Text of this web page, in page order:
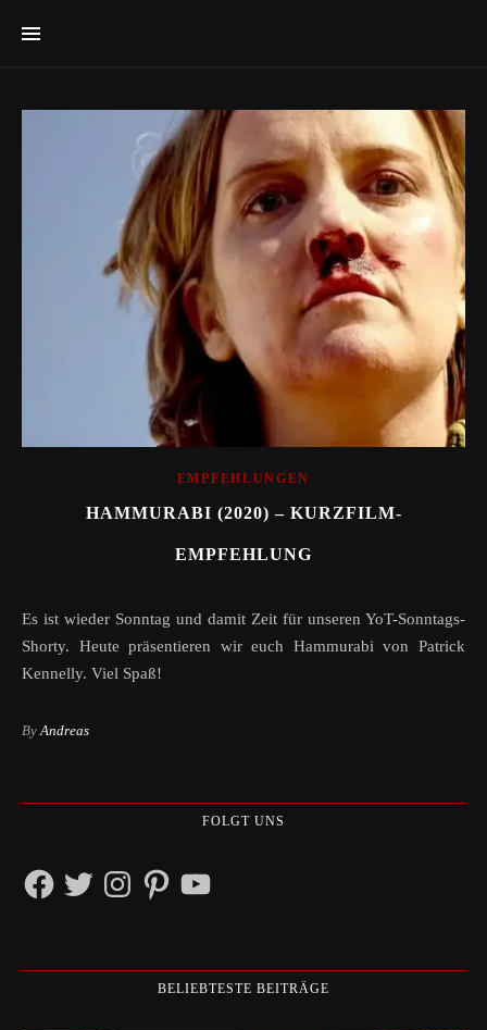
EMPFEHLUNGEN
HAMMURABI (2020) – KURZFILM-
EMPFEHLUNG
Es ist wieder Sonntag und damit Zeit für unseren YoT-Sonntags-
Shorty. Heute präsentieren wir euch Hammurabi von Patrick
Kennelly. Viel Spaß!
ByAndreas
FOLGT UNS
FacebookTwitterInstagramPinterestYouTube
BELIEBTESTE BEITRÄGE